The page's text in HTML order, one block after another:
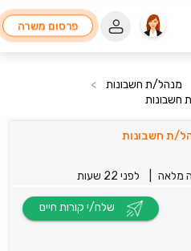
פרסום משרה
מנהל/ת חשבונות
>
מלאה לפני 22 שעות